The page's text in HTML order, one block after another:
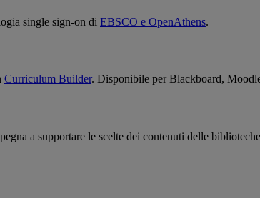
single sign-on di EBSCO e OpenAthens.
Curriculum Builder. Disponibile per Blackboard,
a supportare le scelte dei contenuti delle